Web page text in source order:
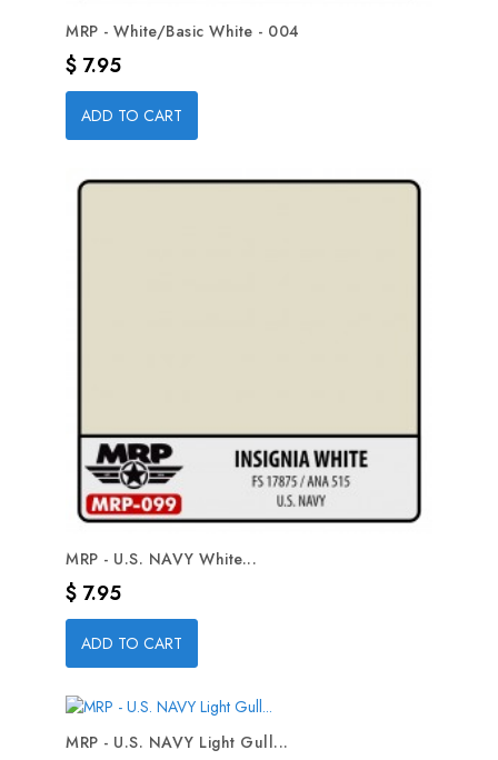
MRP - White/Basic White - 004
Precio
$ 7.95
ADD TO CART
MRP - U.S. NAVY White...
Precio
$ 7.95
ADD TO CART
MRP - U.S. NAVY Light Gull...